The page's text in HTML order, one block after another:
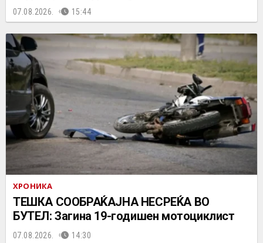
07.08.2026. 15:44
ХРОНИКА
ТЕШКА СООБРАЌАЈНА НЕСРЕЌА ВО
БУТЕЛ: Загина 19-годишен мотоциклист
07.08.2026. 14:30